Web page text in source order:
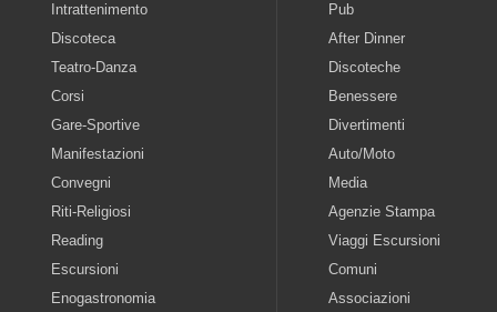
Intrattenimento
Discoteca
Teatro-Danza
Corsi
Gare-Sportive
Manifestazioni
Convegni
Riti-Religiosi
Reading
Escursioni
Enogastronomia
Pub
After Dinner
Discoteche
Benessere
Divertimenti
Auto/Moto
Media
Agenzie Stampa
Viaggi Escursioni
Comuni
Associazioni